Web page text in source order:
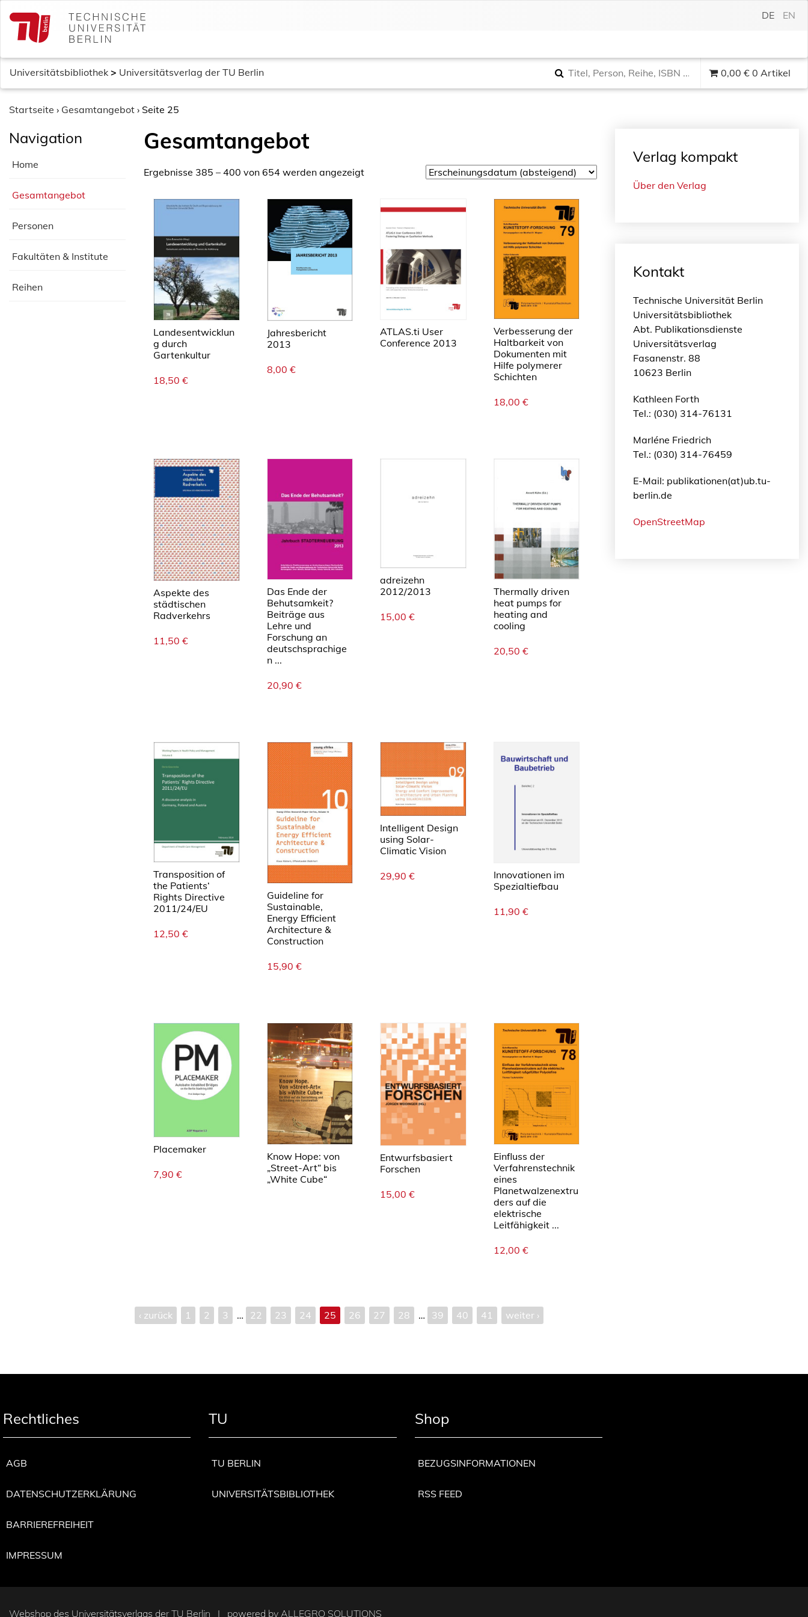
c
DE EN
Universitätsbibliothek > Universitätsverlag der TU Berlin 0,00 € 0 Artikel
Startseite › Gesamtangebot › Seite 25
Navigation
Home
Gesamtangebot
Personen
Fakultäten & Institute
Reihen
Gesamtangebot
Ergebnisse 385 – 400 von 654 werden angezeigt
Landesentwicklun
g durch
Gartenkultur
18,50 €
Jahresbericht
2013
8,00 €
ATLAS.ti User
Conference 2013
Verbesserung der
Haltbarkeit von
Dokumenten mit
Hilfe polymerer
Schichten
18,00 €
Aspekte des
städtischen
Radverkehrs
11,50 €
Das Ende der
Behutsamkeit?
Beiträge aus
Lehre und
Forschung an
deutschsprachige
n ...
20,90 €
adreizehn
2012/2013
15,00 €
Thermally driven
heat pumps for
heating and
cooling
20,50 €
Transposition of
the Patients‘
Rights Directive
2011/24/EU
12,50 €
Guideline for
Sustainable,
Energy Efficient
Architecture &
Construction
15,90 €
Intelligent Design
using Solar-
Climatic Vision
29,90 €
Innovationen im
Spezialtiefbau
11,90 €
Placemaker
7,90 €
Know Hope: von
„Street-Art“ bis
„White Cube“
Entwurfsbasiert
Forschen
15,00 €
Einfluss der
Verfahrenstechnik
eines
Planetwalzenextru
ders auf die
elektrische
Leitfähigkeit ...
12,00 €
‹ zurück 1 2 3 … 22 23 24 25 26 27 28 … 39 40 41 weiter ›
Verlag kompakt
Über den Verlag
Kontakt
Technische Universität Berlin
Universitätsbibliothek
Abt. Publikationsdienste
Universitätsverlag
Fasanenstr. 88
10623 Berlin
Kathleen Forth
Tel.: (030) 314-76131
Marléne Friedrich
Tel.: (030) 314-76459
E-Mail: publikationen(at)ub.tu-
berlin.de
OpenStreetMap
Rechtliches
AGB
DATENSCHUTZERKLÄRUNG
BARRIEREFREIHEIT
IMPRESSUM
TU
TU BERLIN
UNIVERSITÄTSBIBLIOTHEK
Shop
BEZUGSINFORMATIONEN
RSS FEED
Webshop des Universitätsverlags der TU Berlin | powered by ALLEGRO SOLUTIONS